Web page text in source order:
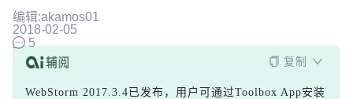
编辑:akamos01
2018-02-05
5
复制
WebStorm 2017.3.4已发布，用户可通过Toolbox App安装